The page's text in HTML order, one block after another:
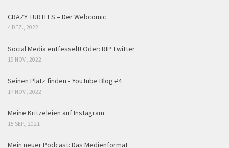
CRAZY TURTLES – Der Webcomic
4 DEZ., 2022
Social Media entfesselt! Oder: RIP Twitter
19 NOV., 2022
Seinen Platz finden • YouTube Blog #4
17 NOV., 2022
Meine Kritzeleien auf Instagram
15 SEP., 2021
Mein neuer Podcast: Das Medienformat